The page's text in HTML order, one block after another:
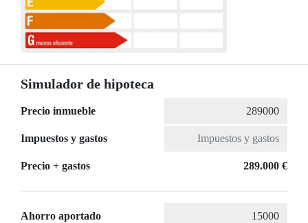
Simulador de hipoteca
Precio inmueble
Impuestos y gastos
Precio + gastos 289.000 €
Ahorro aportado